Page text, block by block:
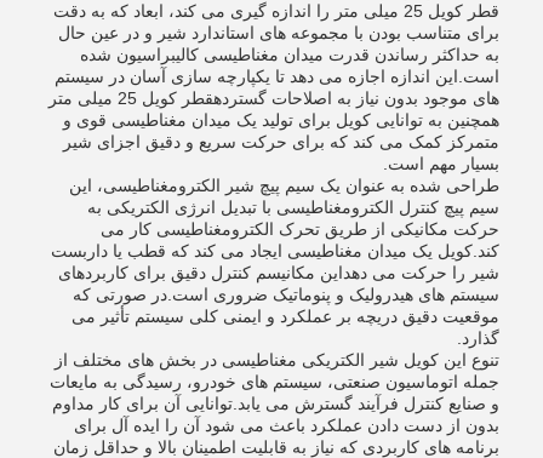
قطر کویل 25 میلی متر را اندازه گیری می کند، ابعاد که به دقت
برای متناسب بودن با مجموعه های استاندارد شیر و در عین حال
به حداکثر رساندن قدرت میدان مغناطیسی کالیبراسیون شده
است.این اندازه اجازه می دهد تا یکپارچه سازی آسان در سیستم
های موجود بدون نیاز به اصلاحات گستردهقطر کویل 25 میلی متر
همچنین به توانایی کویل برای تولید یک میدان مغناطیسی قوی و
متمرکز کمک می کند که برای حرکت سریع و دقیق اجزای شیر
بسیار مهم است.
طراحی شده به عنوان یک سیم پیچ شیر الکترومغناطیسی، این
سیم پیچ کنترل الکترومغناطیسی با تبدیل انرژی الکتریکی به
حرکت مکانیکی از طریق تحرک الکترومغناطیسی کار می
کند.کویل یک میدان مغناطیسی ایجاد می کند که قطب یا داربست
شیر را حرکت می دهداین مکانیسم کنترل دقیق برای کاربردهای
سیستم های هیدرولیک و پنوماتیک ضروری است.در صورتی که
موقعیت دقیق دریچه بر عملکرد و ایمنی کلی سیستم تأثیر می
گذارد.
تنوع این کویل شیر الکتریکی مغناطیسی در بخش های مختلف از
جمله اتوماسیون صنعتی، سیستم های خودرو، رسیدگی به مایعات
و صنایع کنترل فرآیند گسترش می یابد.توانایی آن برای کار مداوم
بدون از دست دادن عملکرد باعث می شود آن را ایده آل برای
برنامه های کاربردی که نیاز به قابلیت اطمینان بالا و حداقل زمان